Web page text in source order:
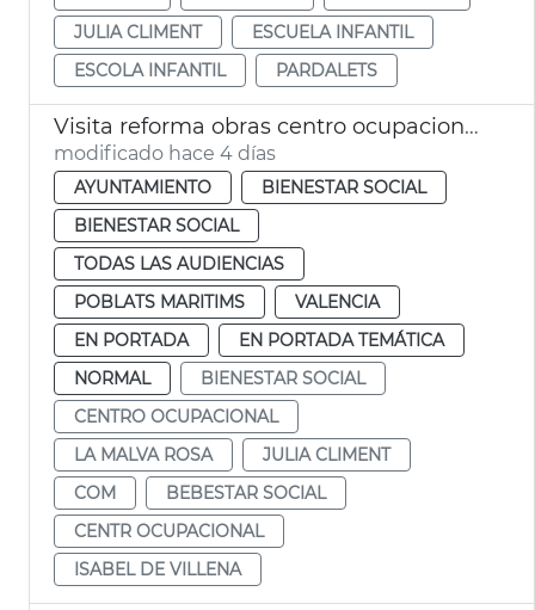
JULIA CLIMENT
ESCUELA INFANTIL
ESCOLA INFANTIL
PARDALETS
Visita reforma obras centro ocupacional Isabel de Villena
modificado hace 4 días
AYUNTAMIENTO
BIENESTAR SOCIAL
BIENESTAR SOCIAL
TODAS LAS AUDIENCIAS
POBLATS MARITIMS
VALENCIA
EN PORTADA
EN PORTADA TEMÁTICA
NORMAL
BIENESTAR SOCIAL
CENTRO OCUPACIONAL
LA MALVA ROSA
JULIA CLIMENT
COM
BEBESTAR SOCIAL
CENTR OCUPACIONAL
ISABEL DE VILLENA